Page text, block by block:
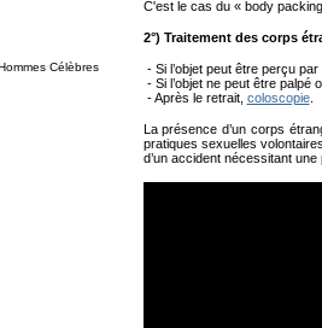
Célèbres
C'est le cas du « body
2°) Traitement des corps
- Si l’objet peut être perçu
- Si l’objet ne peut être palpé
- Après le retrait, coloscopie.
La présence d’un corps
pratiques sexuelles
d’un accident nécessitant